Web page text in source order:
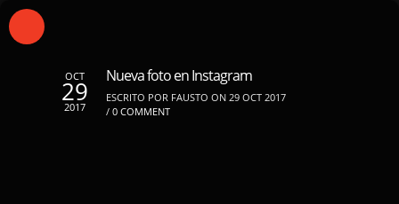
OCT
29
2017
Nueva foto en Instagram
ESCRITO POR FAUSTO ON 29 OCT 2017
/ 0 COMMENT